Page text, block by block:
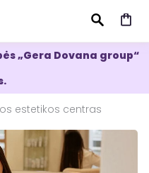
IEŠKOTI
„Gera Dovana group“
estetikos centras